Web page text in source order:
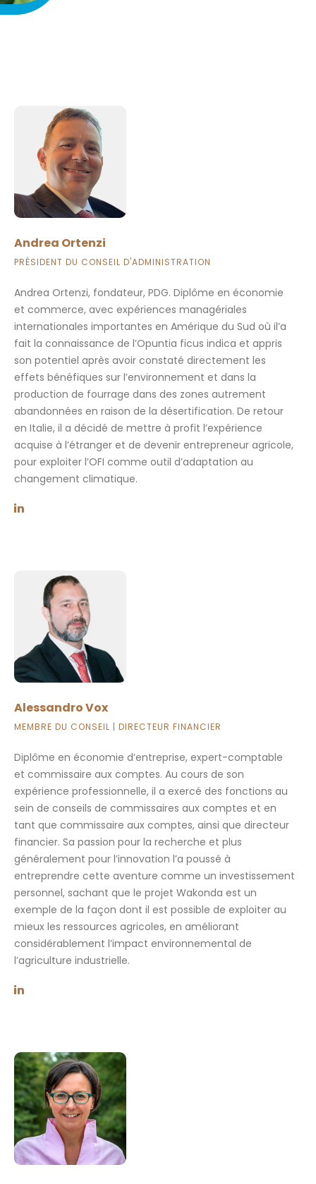
Andrea Ortenzi
PRÉSIDENT DU CONSEIL D'ADMINISTRATION
Andrea Ortenzi, fondateur, PDG. Diplôme en économie
et commerce, avec expériences managériales
internationales importantes en Amérique du Sud où il’a
fait la connaissance de l’Opuntia ficus indica et appris
son potentiel après avoir constaté directement les
effets bénéfiques sur l’environnement et dans la
production de fourrage dans des zones autrement
abandonnées en raison de la désertification. De retour
en Italie, il a décidé de mettre à profit l’expérience
acquise à l’étranger et de devenir entrepreneur agricole,
pour exploiter l’OFI comme outil d’adaptation au
changement climatique.
Alessandro Vox
MEMBRE DU CONSEIL | DIRECTEUR FINANCIER
Diplôme en économie d’entreprise, expert-comptable
et commissaire aux comptes. Au cours de son
expérience professionnelle, il a exercé des fonctions au
sein de conseils de commissaires aux comptes et en
tant que commissaire aux comptes, ainsi que directeur
financier. Sa passion pour la recherche et plus
généralement pour l’innovation l’a poussé à
entreprendre cette aventure comme un investissement
personnel, sachant que le projet Wakonda est un
exemple de la façon dont il est possible de exploiter au
mieux les ressources agricoles, en améliorant
considérablement l’impact environnemental de
l’agriculture industrielle.